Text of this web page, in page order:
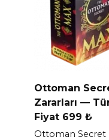
Ottoman
Zararları —
Fiyat 699 ₺
Ottoman Secret